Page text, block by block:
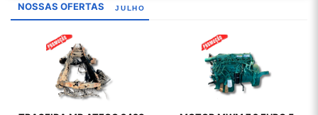
NOSSAS OFERTAS JULHO